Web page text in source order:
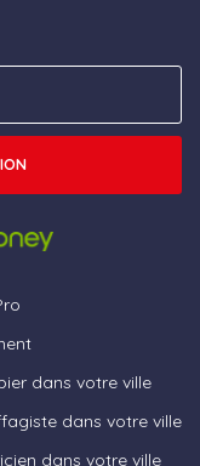
dans votre ville
dans votre ville
dans votre ville